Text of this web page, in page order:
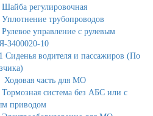
регулировочная
трубопроводов
управление с рулевым
3400020-10
водителя и пассажиров (По
часть для МО
система без АБС или с
приводом